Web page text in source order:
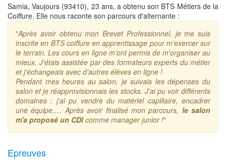
Samia, Vaujours (93410), 23 ans, a obtenu son BTS Métiers de la
Coiffure. Elle nous raconte son parcours d'alternante :
"Après avoir obtenu mon Brevet Professionnel, je me suis
inscrite en BTS coiffure en apprentissage pour m'exercer sur
le terrain. Les cours en ligne m'ont permis de m'organiser au
mieux. J'étais assistée par des formateurs experts du métier
et j'échangeais avec d'autres élèves en ligne !
Pendant mes heures au salon, je suivais les dépenses du
salon et je réapprovisionnais les stocks. J'ai pu voir différents
domaines : j'ai pu vendre du matériel capillaire, encadrer
une équipe,… Après avoir finalisé mon parcours, le salon
m'a proposé un CDIcomme manager junior !"
Epreuves